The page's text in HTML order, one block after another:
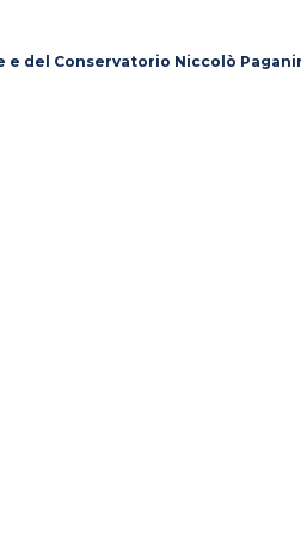
e del Conservatorio Niccolò